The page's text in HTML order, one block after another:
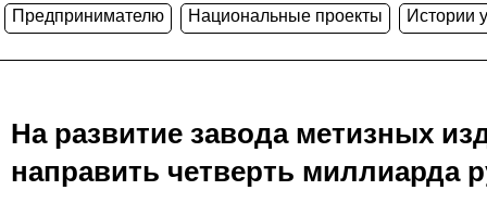
Предпринимателю Национальные проекты Истории
На развитие завода метизных
направить четверть миллиарда